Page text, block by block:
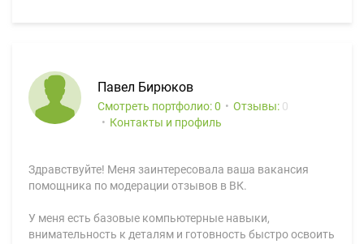
Павел Бирюков
Смотреть портфолио: 0 Отзывы: 0
Контакты и профиль
Здравствуйте! Меня заинтересовала ваша вакансия
помощника по модерации отзывов в ВК.
У меня есть базовые компьютерные навыки,
внимательность к деталям и готовность быстро освоить